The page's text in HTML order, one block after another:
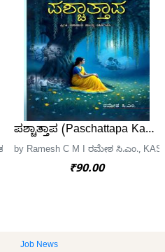
Arts Question Bank |
ಪಶ್ಚಾತ್ತಾಪ (Paschattapa
by Ramesh C M I ರಮೇಶ ಸಿ.ಎಂ.,
₹90.00
Job News